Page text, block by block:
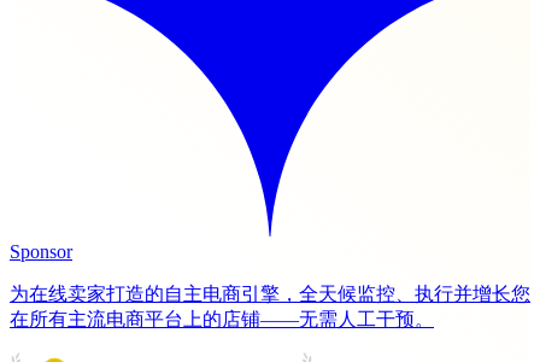
Sponsor
为在线卖家打造的自主电商引擎，全天候监控、执行并增长您
在所有主流电商平台上的店铺——无需人工干预。